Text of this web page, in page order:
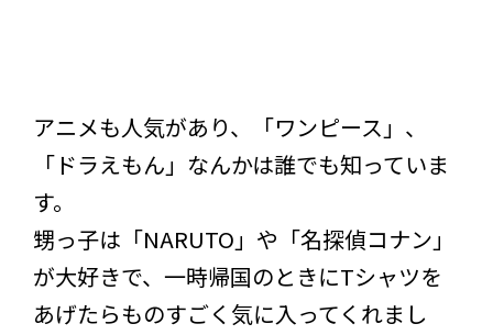
アニメも人気があり、「ワンピース」、
「ドラえもん」なんかは誰でも知っていま
す。
甥っ子は「NARUTO」や「名探偵コナン」
が大好きで、一時帰国のときにTシャツを
あげたらものすごく気に入ってくれまし